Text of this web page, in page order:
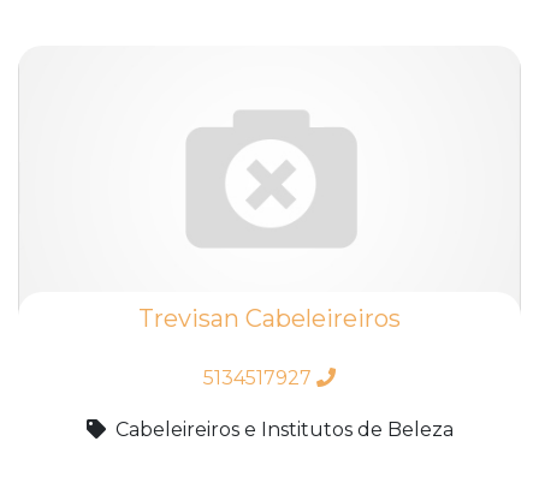
Trevisan Cabeleireiros
5134517927
Cabeleireiros e Institutos de Beleza